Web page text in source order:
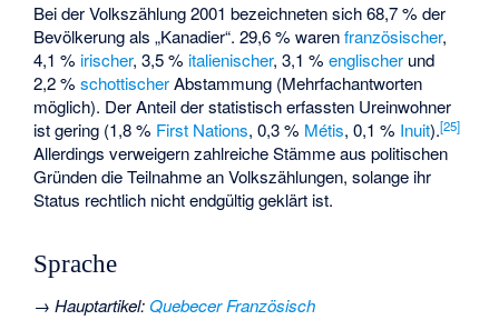
Bei der Volkszählung 2001 bezeichneten sich 68,7 % der
Bevölkerung als „Kanadier“. 29,6 % warenfranzösischer,
4,1 % irischer, 3,5 % italienischer, 3,1 %englischer und
2,2 %schottischerAbstammung (Mehrfachantworten
möglich). Der Anteil der statistisch erfassten Ureinwohner
ist gering (1,8 % First Nations, 0,3 % Métis, 0,1 % Inuit).[25]
Allerdings verweigern zahlreiche Stämme aus politischen
Gründen die Teilnahme an Volkszählungen, solange ihr
Status rechtlich nicht endgültig geklärt ist.
Sprache
→Hauptartikel:Quebecer Französisch